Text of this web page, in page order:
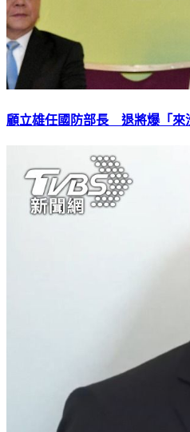
顧立雄任國防部長 退將爆「來